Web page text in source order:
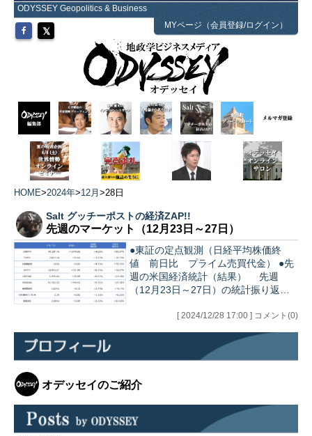
ODYSSEY Geopolitics & Business
MYページ（会員登録/ログイン）
HOME>2024年>12月 >28日
Salt グッチーポストの経済ZAP!!
先週のマーケット（12月23日～27日）
●東証の定点観測（日経平均株価終
値 前日比 プライム売買代金） ●先
週の米国経済統計（結果） 先週
（12月23日～27日）の統計振り返
[ 2024/12/28 17:00 ] コメント(0)
オデッセイのご紹介